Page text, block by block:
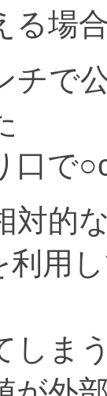
る場
チで
口で
対的
利用
しま